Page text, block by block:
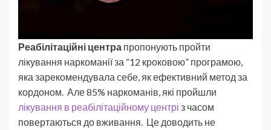
Реабілітаційні центра пропонують пройти
лікування наркоманії за “12 кроковою” програмою,
яка зарекомендувала себе, як ефективний метод за
кордоном. Але 85% наркоманів, які пройшли
лікування в реабілітаційному центрі з часом
повертаються до вживання. Це доводить не